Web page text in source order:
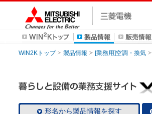
WIN2Kトップ 製品情報 [業務用]空調・換気
形名から製品情報を探す